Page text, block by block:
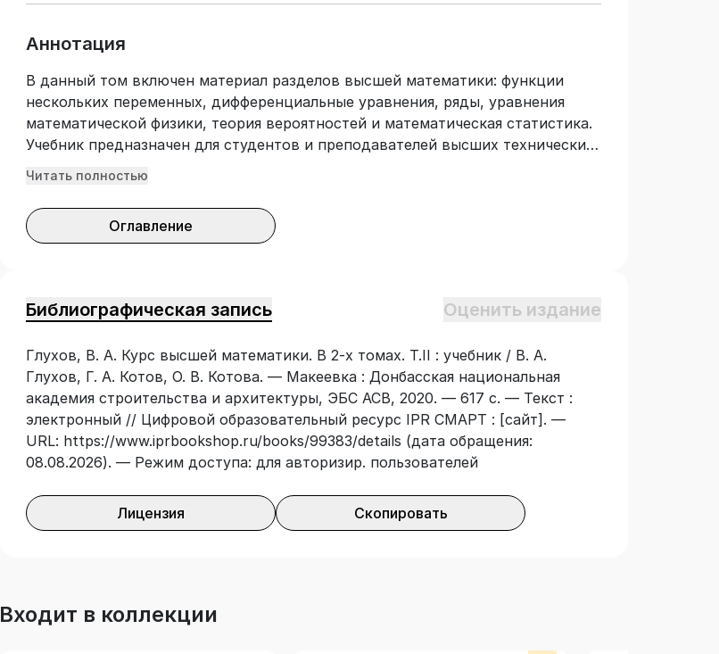
Аннотация
В данный том включен материал разделов высшей математики: функции
нескольких переменных, дифференциальные уравнения, ряды, уравнения
математической физики, теория вероятностей и математическая статистика.
Учебник предназначен для студентов и преподавателей высших технических
учебных заведений.
Читать полностью
Оглавление
Библиографическая запись Оценить издание
Глухов, В. А. Курс высшей математики. В 2-х томах. Т.II : учебник / В. А.
Глухов, Г. А. Котов, О. В. Котова. — Макеевка : Донбасская национальная
академия строительства и архитектуры, ЭБС АСВ, 2020. — 617 с. — Текст :
электронный // Цифровой образовательный ресурс IPR СМАРТ : [сайт]. —
URL: https://www.iprbookshop.ru/books/99383/details (дата обращения:
08.08.2026). — Режим доступа: для авторизир. пользователей
Лицензия Скопировать
Входит в коллекции